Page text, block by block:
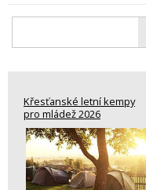
Křesťanské letní kempy
pro mládež 2026